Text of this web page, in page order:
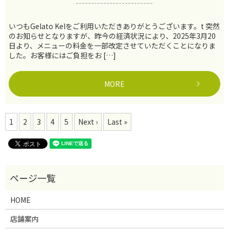
いつもGelato Kelをご利用いただきありがとうございます。t 突然
のお知らせとなりますが、昨今の経済状況により、2025年3月20
日より、メニューの料金を一部改定させていただくことになりま
した。お客様にはご負担をお […]
MORE
1 2 3 4 5 Next › Last »
HOME
店舗案内